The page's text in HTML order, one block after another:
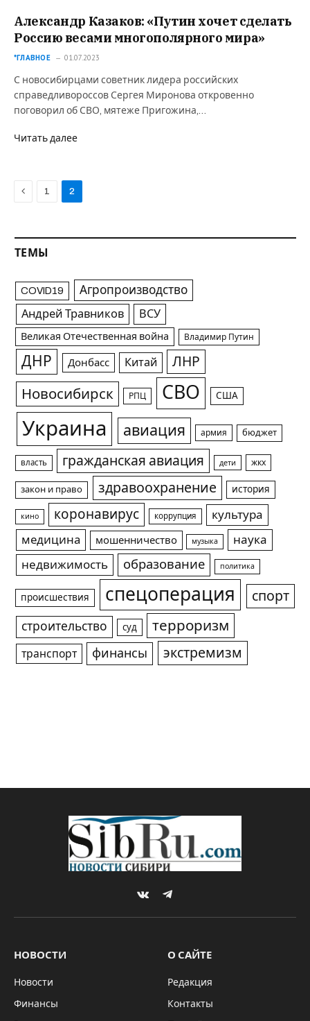
Александр Казаков: «Путин хочет сделать
Россию весами многополярного мира»
*ГЛАВНОЕ 01.07.2023
С новосибирцами советник лидера российских
справедливороссов Сергея Миронова откровенно
поговорил об СВО, мятеже Пригожина,…
Читать далее
Previous
1 2
ТЕМЫ
COVID19 Агропроизводство
Андрей Травников ВСУ
Великая Отечественная война Владимир Путин
ДНР Донбасс Китай ЛНР
Новосибирск РПЦ СВО США
Украина авиация армия бюджет
власть гражданская авиация дети жкх
закон и право здравоохранение история
кино коронавирус коррупция
культура
медицина
мошенничество музыка
наука
недвижимость
образование политика
происшествия спецоперация спорт
строительство суд терроризм
транспорт финансы экстремизм
VKontakteTelegram
НОВОСТИ
Новости
Финансы
О САЙТЕ
Редакция
Контакты